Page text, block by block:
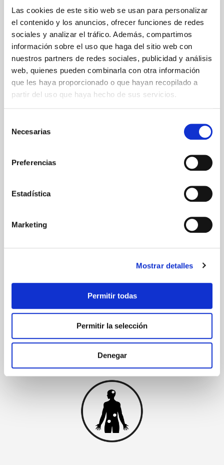
Las cookies de este sitio web se usan para personalizar
el contenido y los anuncios, ofrecer funciones de redes
sociales y analizar el tráfico. Además, compartimos
información sobre el uso que haga del sitio web con
nuestros partners de redes sociales, publicidad y análisis
web, quienes pueden combinarla con otra información
que les haya proporcionado o que hayan recopilado a
partir del uso que haya hecho de sus servicios.
Necesarias
Preferencias
Estadística
Marketing
Mostrar detalles
Permitir todas
Permitir la selección
Denegar
Nuestros probióticos...
Tindalización y lisado
Amplia colección de cepas propias